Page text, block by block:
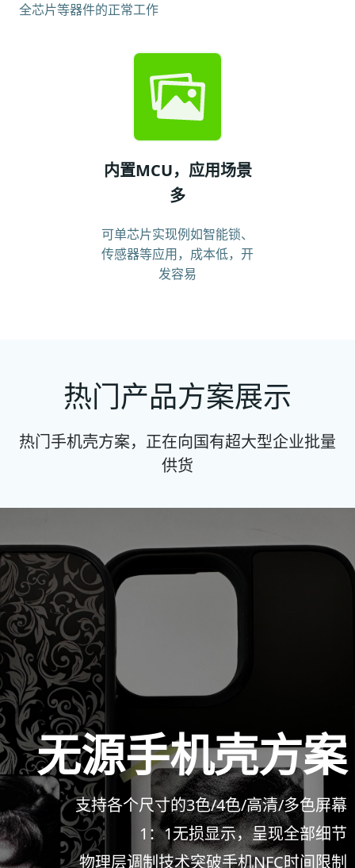
全芯片等器件的正常工作
内置MCU，应用场景
多
可单芯片实现例如智能锁、
传感器等应用，成本低，开
发容易
热门产品方案展示
热门手机壳方案，正在向国有超大型企业批量
供货
无源手机壳方案
支持各个尺寸的3色/4色/高清/多色屏幕
1：1无损显示，呈现全部细节
物理层调制技术突破手机NFC时间限制